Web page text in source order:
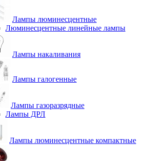
Лампы люминесцентные
Люминесцентные линейные лампы
Лампы накаливания
Лампы галогенные
Лампы газоразрядные
Лампы ДРЛ
Лампы люминесцентные компактные